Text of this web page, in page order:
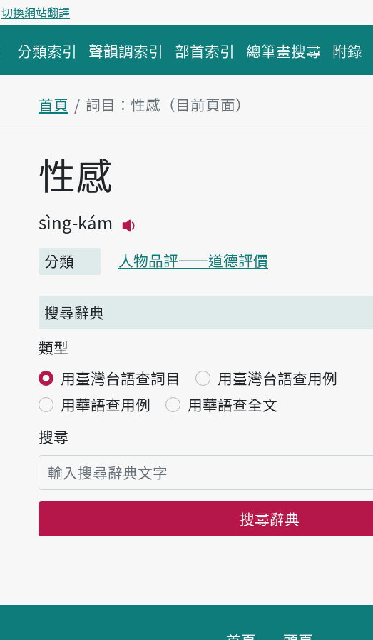
切換網站翻譯
分類索引 聲韻調索引 部首索引 總筆畫搜尋 附錄
首頁 詞目：性感（目前頁面）
主內容區塊
性感
sìng-kám
分類
人物品評——道德評價
搜尋辭典
類型
用臺灣台語查詞目
用臺灣台語查用例
用華語查用例
用華語查全文
搜尋
搜尋辭典